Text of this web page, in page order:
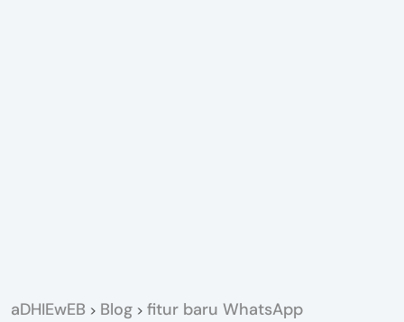
aDHIEwEB > Blog > fitur baru WhatsApp